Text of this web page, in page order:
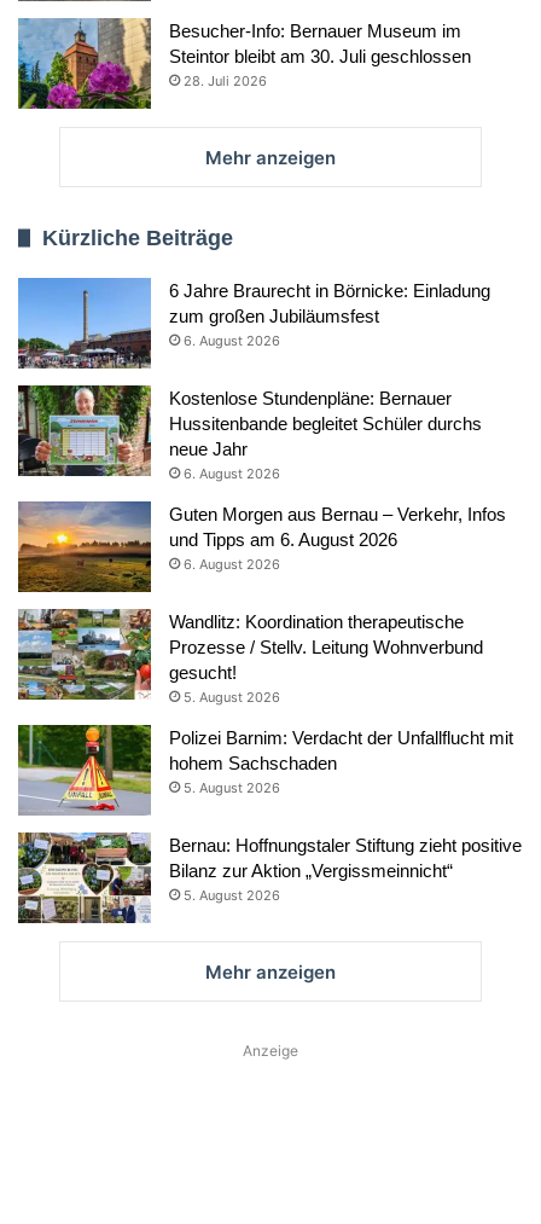
Besucher-Info: Bernauer Museum im
Steintor bleibt am 30. Juli geschlossen
28. Juli 2026
Mehr anzeigen
Kürzliche Beiträge
6 Jahre Braurecht in Börnicke: Einladung
zum großen Jubiläumsfest
6. August 2026
Kostenlose Stundenpläne: Bernauer
Hussitenbande begleitet Schüler durchs
neue Jahr
6. August 2026
Guten Morgen aus Bernau – Verkehr, Infos
und Tipps am 6. August 2026
6. August 2026
Wandlitz: Koordination therapeutische
Prozesse / Stellv. Leitung Wohnverbund
gesucht!
5. August 2026
Polizei Barnim: Verdacht der Unfallflucht mit
hohem Sachschaden
5. August 2026
Bernau: Hoffnungstaler Stiftung zieht positive
Bilanz zur Aktion „Vergissmeinnicht“
5. August 2026
Mehr anzeigen
Anzeige